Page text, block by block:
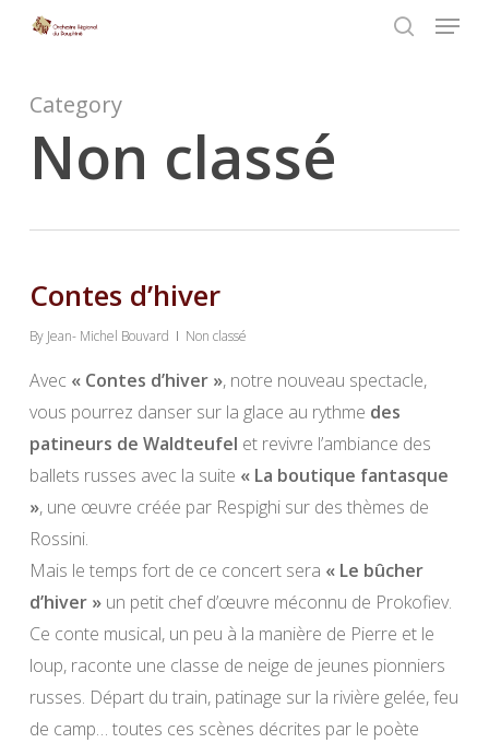
content
Menu
Category
Non classé
Contes d’hiver
By Jean- Michel Bouvard Non classé
Avec « Contes d’hiver », notre nouveau spectacle,
vous pourrez danser sur la glace au rythme des
patineurs de Waldteufel et revivre l’ambiance des
ballets russes avec la suite « La boutique fantasque
», une œuvre créée par Respighi sur des thèmes de
Rossini.
Mais le temps fort de ce concert sera « Le bûcher
d’hiver »un petit chef d’œuvre méconnu de Prokofiev.
Ce conte musical, un peu à la manière de Pierre et le
loup, raconte une classe de neige de jeunes pionniers
russes. Départ du train, patinage sur la rivière gelée, feu
de camp… toutes ces scènes décrites par le poète